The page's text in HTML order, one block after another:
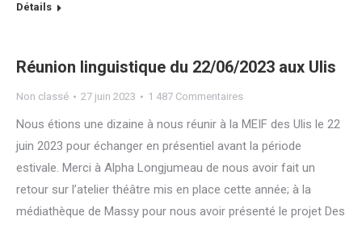
Détails
Réunion linguistique du 22/06/2023 aux Ulis
Non classé 27 juin 2023 1 487 Commentaires
Nous étions une dizaine à nous réunir à la MEIF des Ulis le 22
juin 2023 pour échanger en présentiel avant la période
estivale. Merci à Alpha Longjumeau de nous avoir fait un
retour sur l’atelier théâtre mis en place cette année; à la
médiathèque de Massy pour nous avoir présenté le projet Des